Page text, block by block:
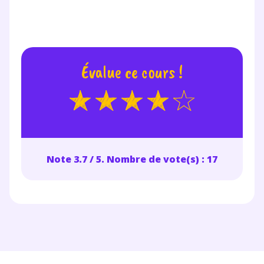
Évalue ce cours !
Note 3.7 / 5. Nombre de vote(s) : 17